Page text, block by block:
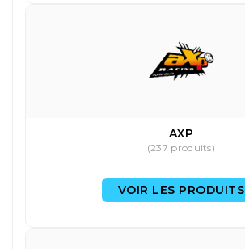
AXP
(237 produits)
VOIR LES PRODUITS